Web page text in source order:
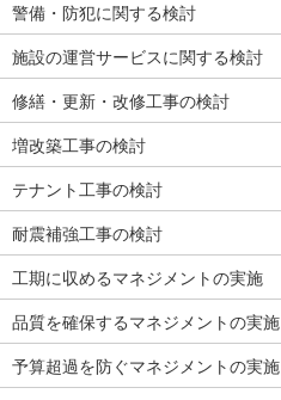
警備・防犯に関する検討
施設の運営サービスに関する検討
修繕・更新・改修工事の検討
増改築工事の検討
テナント工事の検討
耐震補強工事の検討
工期に収めるマネジメントの実施
品質を確保するマネジメントの実施
予算超過を防ぐマネジメントの実施